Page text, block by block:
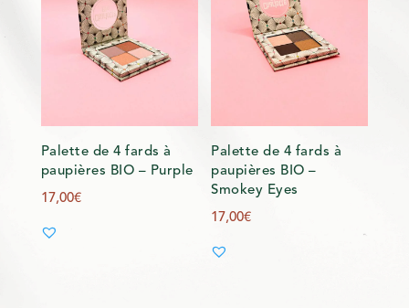
Palette de 4 fards à
paupières BIO – Purple
17,00€
Palette de 4 fards à
paupières BIO –
Smokey Eyes
17,00€